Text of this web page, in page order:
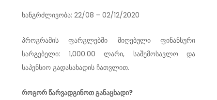
ხანგრძლივობა: 22/08 – 02/12/2020
პროგრამის ფარგლებში მიღებული ფინანსური
სარგებელი: 1,000.00 ლარი, საშემოსავლო და
საპენსიო გადასახადის ჩათვლით.
როგორ წარვადგინოთ განაცხადი?